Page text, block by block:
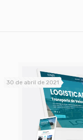
30 de abril de 2021